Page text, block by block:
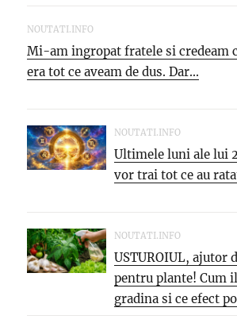
NOUTATI.INFO
Mi-am ingropat fratele si credeam
era tot ce aveam de dus. Dar...
NOUTATI.INFO
Ultimele luni ale lui
vor trai tot ce au
NOUTATI.INFO
USTUROIUL, ajutor
pentru plante! Cum
gradina si ce efect